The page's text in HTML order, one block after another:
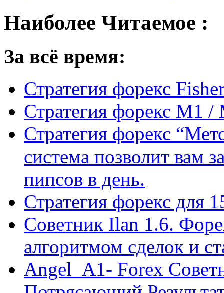
Наиболее Читаемое :
За всё время:
Стратегия форекс
Стратегия форекс M1 /
Стратегия форекс
система позволит вам
пипсов в день.
Стратегия форекс для
Советник Ilan 1.6.
алгоритмом сделок и
Angel_A1- Forex